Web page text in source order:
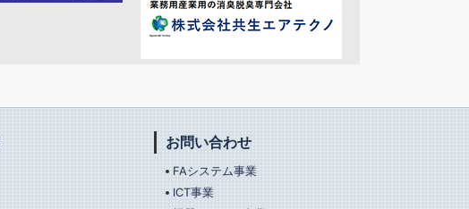
お問い合わせ
FAシステム事業
ICT事業